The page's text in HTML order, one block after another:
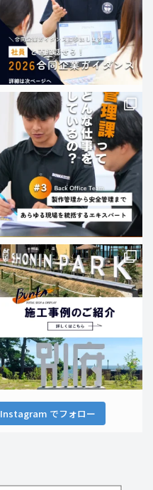
Instagram でフォロー